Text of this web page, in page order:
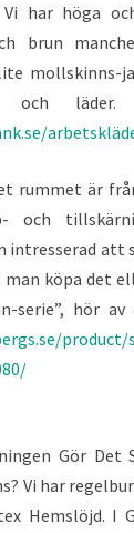
Vi har höga
brun
mollskinns-
och
rummet är
och
intresserad att
köpa det
serie”, hör
product/
Gör Det
Vi har
Hemslöjd. I